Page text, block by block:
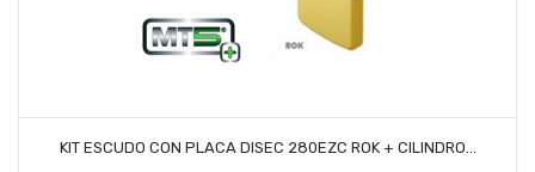
AÑADIR AL CARRITO
KIT ESCUDO CON PLACA DISEC 280EZC ROK + CILINDRO...